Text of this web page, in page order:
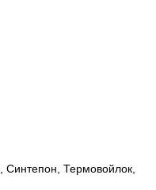
, Синтепон, Термовойлок,